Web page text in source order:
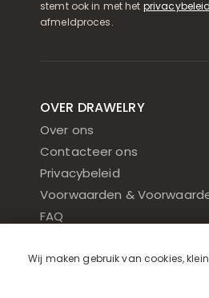
stemt ook in met het privacybeleid
afmeldproces.
OVER DRAWELRY
Over ons
Contacteer ons
Privacybeleid
Voorwaarden &
FAQ
Wij maken gebruik van cookies,